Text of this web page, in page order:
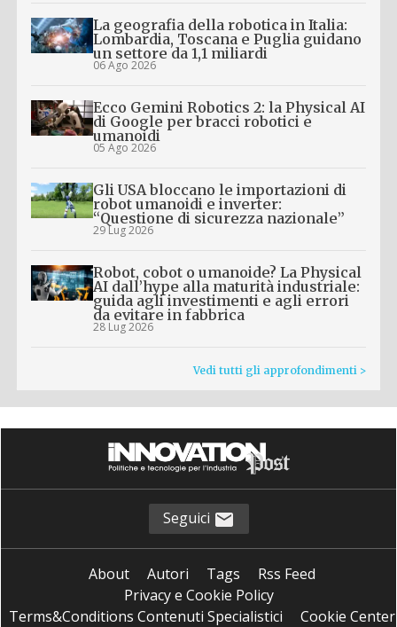
La geografia della robotica in Italia:
Lombardia, Toscana e Puglia guidano
un settore da 1,1 miliardi
06 Ago 2026
Ecco Gemini Robotics 2: la Physical AI
di Google per bracci robotici e
umanoidi
05 Ago 2026
Gli USA bloccano le importazioni di
robot umanoidi e inverter:
“Questione di sicurezza nazionale”
29 Lug 2026
Robot, cobot o umanoide? La Physical
AI dall’hype alla maturità industriale:
guida agli investimenti e agli errori
da evitare in fabbrica
28 Lug 2026
Vedi tutti gli approfondimenti >
Seguici
About Autori Tags
Rss Feed
Privacy e Cookie Policy
Terms&Conditions Contenuti Specialistici
Cookie Center